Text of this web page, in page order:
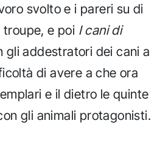
svolto e i pareri su di
troupe, e poi I cani di
addestratori dei cani a
di avere a che ora
e il dietro le quinte
gli animali protagonisti.